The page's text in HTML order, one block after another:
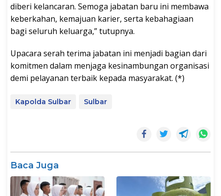
diberi kelancaran. Semoga jabatan baru ini membawa
keberkahan, kemajuan karier, serta kebahagiaan
bagi seluruh keluarga,” tutupnya.
Upacara serah terima jabatan ini menjadi bagian dari
komitmen dalam menjaga kesinambungan organisasi
demi pelayanan terbaik kepada masyarakat. (*)
Kapolda Sulbar Sulbar
Baca Juga